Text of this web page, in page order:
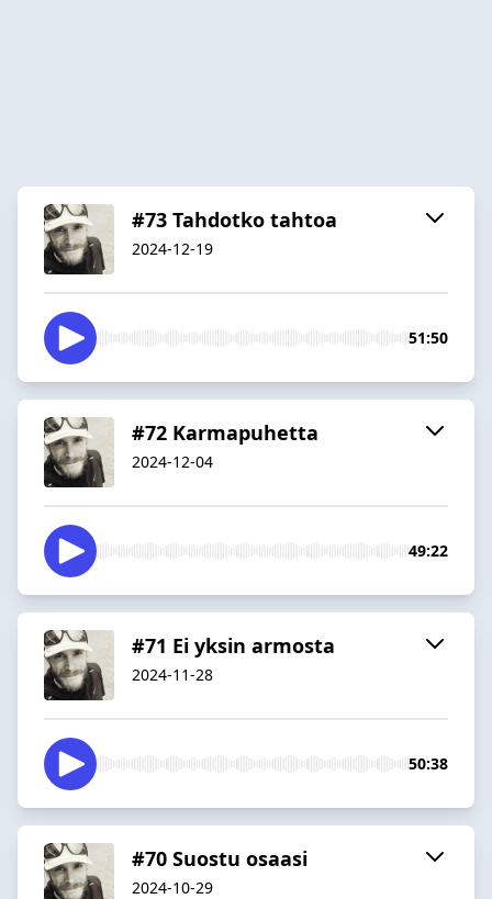
#73 Tahdotko tahtoa
2024-12-19
51:50
#72 Karmapuhetta
2024-12-04
49:22
#71 Ei yksin armosta
2024-11-28
50:38
#70 Suostu osaasi
2024-10-29